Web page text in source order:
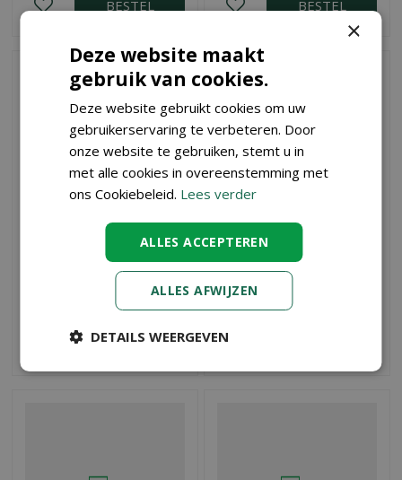
BESTEL BESTEL
Acaena micr.
'kupferteppich' - 4 PACK
,
BESTEL
Stachys byzantina - 4-
PACK
9
×
Deze website maakt
gebruik van cookies.
Deze website gebruikt cookies om uw
gebruikerservaring te verbeteren. Door
onze website te gebruiken, stemt u in
met alle cookies in overeenstemming met
ons Cookiebeleid. Lees verder
ALLES ACCEPTEREN
ALLES AFWIJZEN
DETAILS WEERGEVEN